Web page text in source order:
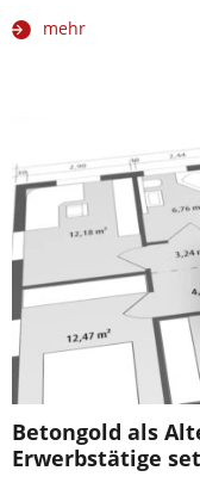
mehr
Betongold als
Erwerbstätige